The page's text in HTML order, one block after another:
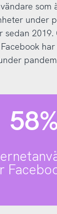
som
under
sedan 2019.